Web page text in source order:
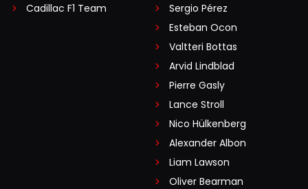
Cadillac F1 Team
Sergio Pérez
Esteban Ocon
Valtteri Bottas
Arvid Lindblad
Pierre Gasly
Lance Stroll
Nico Hülkenberg
Alexander Albon
Liam Lawson
Oliver Bearman